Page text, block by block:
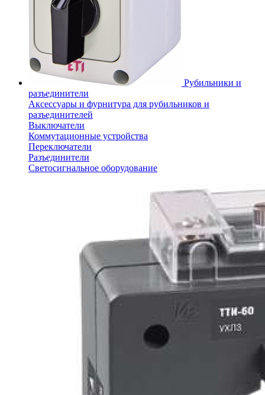
Рубильники и
разъединители
Аксессуары и фурнитура для рубильников и
разъединителей
Выключатели
Коммутационные устройства
Переключатели
Разъединители
Светосигнальное оборудование